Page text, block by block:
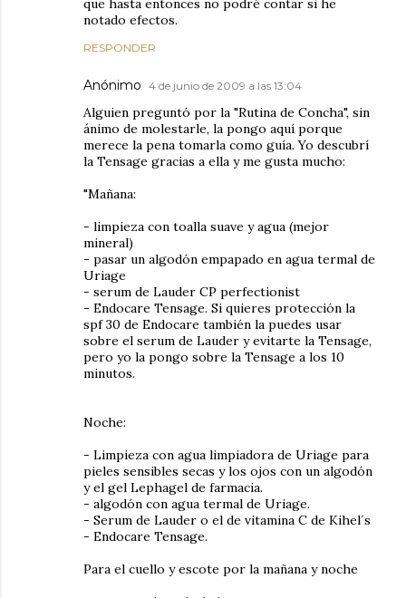
que hasta entonces no podré contar si he
notado efectos.
RESPONDER
Anónimo 4 de junio de 2009 a las 13:04
Alguien preguntó por la "Rutina de Concha", sin
ánimo de molestarle, la pongo aquí porque
merece la pena tomarla como guía. Yo descubrí
la Tensage gracias a ella y me gusta mucho:
"Mañana:
- limpieza con toalla suave y agua (mejor
mineral)
- pasar un algodón empapado en agua termal de
Uriage
- serum de Lauder CP perfectionist
- Endocare Tensage. Si quieres protección la
spf 30 de Endocare también la puedes usar
sobre el serum de Lauder y evitarte la Tensage,
pero yo la pongo sobre la Tensage a los 10
minutos.
Noche:
- Limpieza con agua limpiadora de Uriage para
pieles sensibles secas y los ojos con un algodón
y el gel Lephagel de farmacia.
- algodón con agua termal de Uriage.
- Serum de Lauder o el de vitamina C de Kihel´s
- Endocare Tensage.
Para el cuello y escote por la mañana y noche